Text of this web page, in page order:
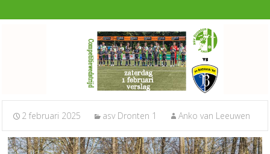
2 februari 2025 asv Dronten 1 Anko van Leeuwen